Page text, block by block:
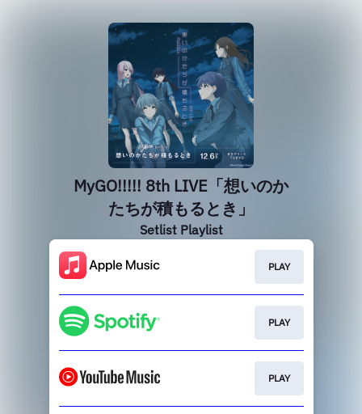
MyGO!!!!! 8th LIVE「想いのか
たちが積もるとき」
Setlist Playlist
PLAY
PLAY
PLAY